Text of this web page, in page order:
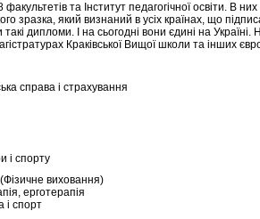
та Інститут педагогічної освіти. В
зразка, який визнаний в усіх країнах, що
дипломи. І на сьогодні вони єдині на
Краківської Вищої школи та інших
справа і страхування
і спорту
виховання)
ерготерапія
і спорт